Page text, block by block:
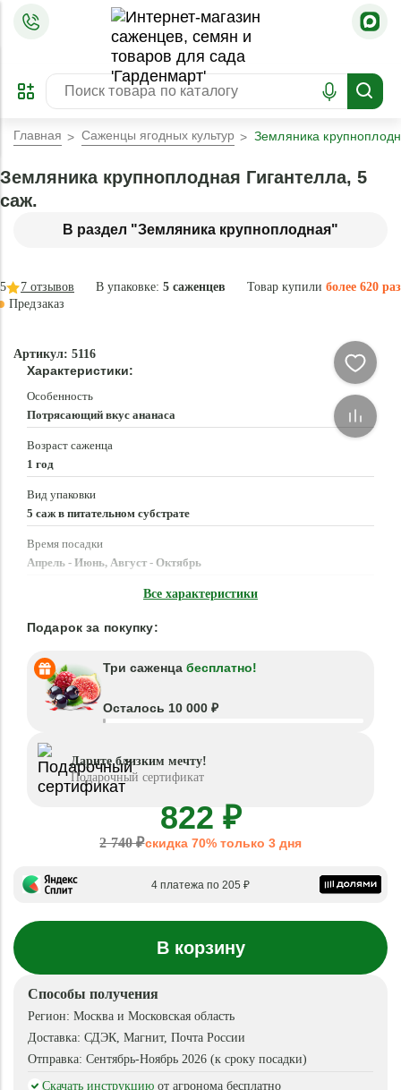
ПРЕДЗАКАЗ
ЗАБРОНИРОВАТЬ
ЛУЧШЕЕ
Главная Саженцы ягодных культур Земляника
В раздел "Земляника крупноплодная"
Земляника крупноплодная Гигантелла, 5
саж.
В упаковке: 5 саженцев Товар купили более 620 раз
5 7 отзывов
Предзаказ
Артикул: 5116
Характеристики:
Особенность
Потрясающий вкус ананаса
Возраст саженца
1 год
Вид упаковки
5 саж в питательном субстрате
Время посадки
Апрель - Июнь, Август - Октябрь
Все характеристики
Подарок за покупку:
Три саженца бесплатно!
Осталось 10 000 ₽
Дарите близким мечту!
Подарочный сертификат
822 ₽
2 740 ₽скидка 70% только 3 дня
4 платежа по 205 ₽
В корзину
Способы получения
Регион: Москва и Московская область
Доставка: СДЭК, Магнит, Почта России
Отправка: Сентябрь-Ноябрь 2026 (к сроку посадки)
Скачать инструкцию от агронома бесплатно